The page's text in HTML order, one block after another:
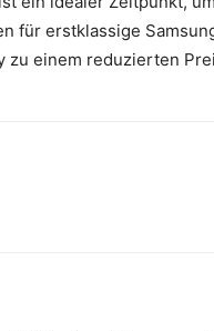
für erstklassige
zu einem reduzierten